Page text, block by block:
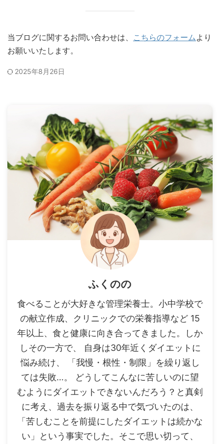
当ブログに関するお問い合わせは、 こちらのフォームより
お願いいたします。
2025年8月26日
ふくのの
食べることが大好きな管理栄養士。小中学校で
の献立作成、クリニックでの栄養指導など 15
年以上、食と健康に向き合ってきました。しか
しその一方で、 自身は30年近くダイエットに
悩み続け、 「我慢・根性・制限」を繰り返し
ては失敗…。 どうしてこんなに苦しいのに望
むようにダイエットできないんだろう？と真剣
に考え、過去を振り返る中で気づいたのは、
「苦しむことを前提にしたダイエットは続かな
い」という事実でした。そこで思い切って、